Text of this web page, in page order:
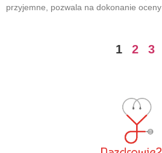
przyjemne, pozwala na dokonanie oceny
1 2 3